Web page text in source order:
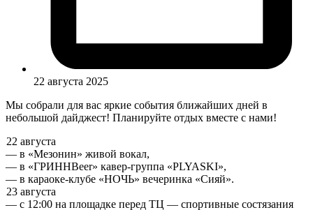
22 августа 2025
Мы собрали для вас яркие события ближайших дней в
небольшой дайджест! Планируйте отдых вместе с нами!
22 августа
— в «Мезонин» живой вокал,
— в «ГРИННBeer» кавер-группа «PLYASKI»,
— в караоке-клубе «НОЧЬ» вечеринка «Сияй».
23 августа
— с 12:00 на площадке перед ТЦ — спортивные состязания